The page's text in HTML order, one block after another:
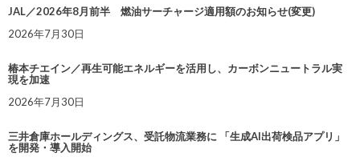
JAL／2026年8月前半 燃油サーチャージ適用額のお知らせ(変更)
2026年7月30日
椿本チエイン／再生可能エネルギーを活用し、カーボンニュートラル実
現を加速
2026年7月30日
三井倉庫ホールディングス、受託物流業務に 「生成AI出荷検品アプリ」
を開発・導入開始